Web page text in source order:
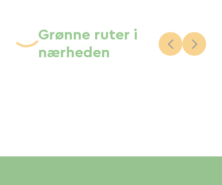
Grønne ruter i
nærheden